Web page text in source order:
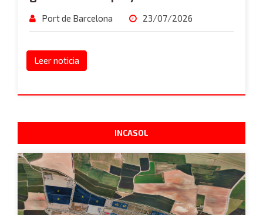
Port de Barcelona 23/07/2026
Leer noticia
INCASOL